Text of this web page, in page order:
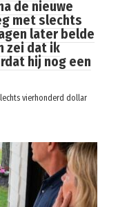
de nieuwe
met slechts
later belde
zei dat ik
hij nog een
vierhonderd dollar